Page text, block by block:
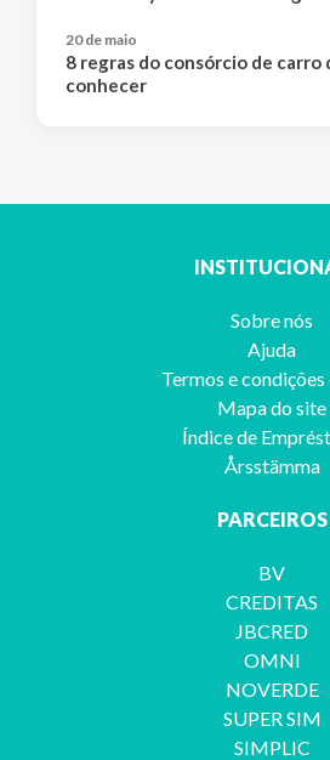
20 de maio
8 regras do consórcio de carro
conhecer
Sobre nós
Ajuda
Termos e condições
Mapa do site
Índice de
Årsstämma
PARCEIROS
BV
CREDITAS
JBCRED
OMNI
NOVERDE
SUPER SIM
SIMPLIC